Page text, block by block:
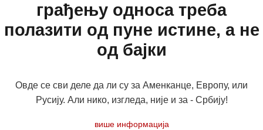
грађењу односа треба
полазити од пуне истине, а не
од бајки
Овде се сви деле да ли су за Аменканце, Европу, или
Русију. Али нико, изгледа, није и за - Србију!
више информација